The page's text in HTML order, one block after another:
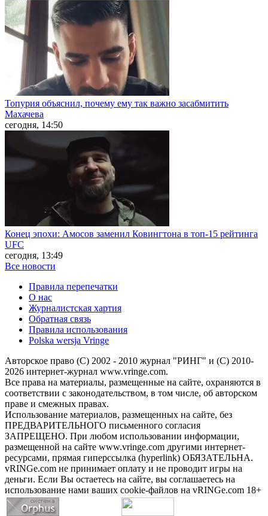
Топурия объяснил, почему ему так важно засабмитить
Махачева
сегодня, 14:50
Конец эпохи: Амосов заменил Ковингтона в топ-15 рейтинга
UFC
сегодня, 13:49
Все новости
Правила перепечатки
О нас
Журналистская хартия
Обратная связь
Правила использования
Polska wersja Vringe
Авторское право (С) 2002 - 2010 журнал "РИНГ" и (С) 2010-
2026 интернет-журнал www.vringe.com.
Все права на материалы, размещенные на сайте, охраняются в
соответствии с законодательством, в том числе, об авторском
праве и смежных правах.
Использование материалов, размещенных на сайте, без
ПРЕДВАРИТЕЛЬНОГО письменного согласия
ЗАПРЕЩЕНО. При любом использовании информации,
размещенной на сайте www.vringe.com другими интернет-
ресурсами, прямая гиперссылка (hyperlink) ОБЯЗАТЕЛЬНА.
vRINGe.com не принимает оплату и не проводит игры на
деньги. Если Вы остаетесь на сайте, вы соглашаетесь на
использование нами ваших cookie-файлов на vRINGe.com 18+